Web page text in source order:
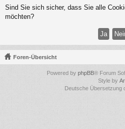
riff
Sind Sie sich sicher, dass Sie alle
möchten?
Foren-Übersicht
Powered by phpBB® Forum
Style by
Deutsche Übersetzung